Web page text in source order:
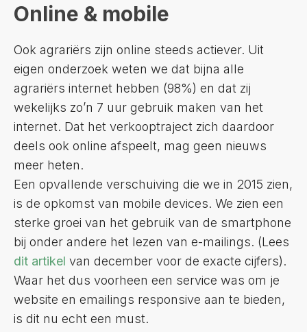
Online & mobile
Ook agrariërs zijn online steeds actiever. Uit
eigen onderzoek weten we dat bijna alle
agrariërs internet hebben (98%) en dat zij
wekelijks zo’n 7 uur gebruik maken van het
internet. Dat het verkooptraject zich daardoor
deels ook online afspeelt, mag geen nieuws
meer heten.
Een opvallende verschuiving die we in 2015 zien,
is de opkomst van mobile devices. We zien een
sterke groei van het gebruik van de smartphone
bij onder andere het lezen van e-mailings. (Lees
dit artikel van december voor de exacte cijfers).
Waar het dus voorheen een service was om je
website en emailings responsive aan te bieden,
is dit nu echt een must.